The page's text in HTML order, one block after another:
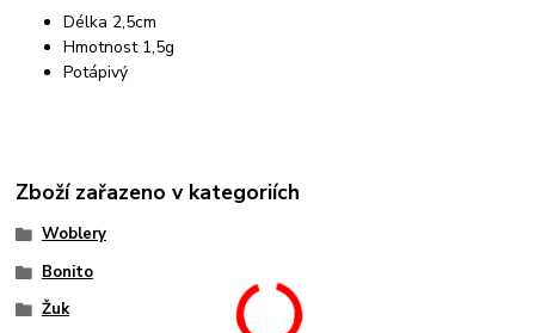
Délka 2,5cm
Hmotnost 1,5g
Potápivý
Zboží zařazeno v kategoriích
Woblery
Bonito
Žuk